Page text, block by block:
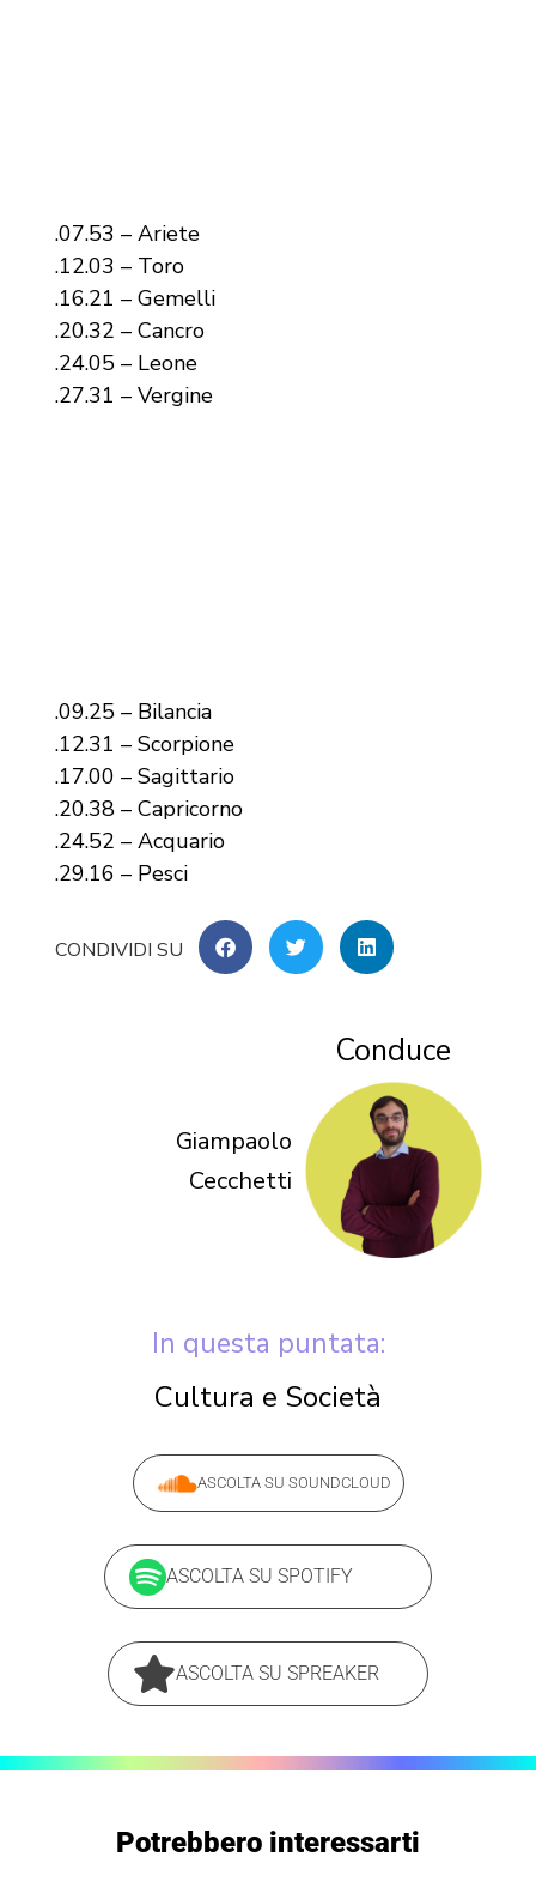
.07.53 – Ariete
.12.03 – Toro
.16.21 – Gemelli
.20.32 – Cancro
.24.05 – Leone
.27.31 – Vergine
.09.25 – Bilancia
.12.31 – Scorpione
.17.00 – Sagittario
.20.38 – Capricorno
.24.52 – Acquario
.29.16 – Pesci
Conduce
Giampaolo
Cecchetti
In questa puntata:
Cultura e Società
ASCOLTA SU SOUNDCLOUD
ASCOLTA SU SPOTIFY
ASCOLTA SU SPREAKER
Potrebbero interessarti